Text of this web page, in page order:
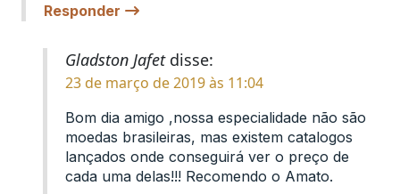
Responder
Gladston Jafet disse:
23 de março de 2019 às 11:04
Bom dia amigo ,nossa especialidade não são
moedas brasileiras, mas existem catalogos
lançados onde conseguirá ver o preço de
cada uma delas!!! Recomendo o Amato.